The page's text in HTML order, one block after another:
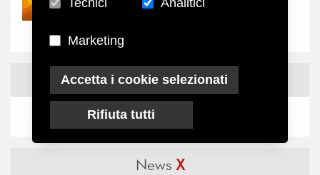
Nove anni dopo la
NewsFacebook
NewsX
Marketing
Accetta i cookie selezionati
Rifiuta tutti